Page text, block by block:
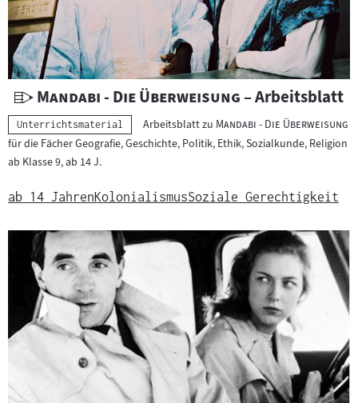
t
e
r
i
a
l
:
U
n
t
e
r
c
h
t
s
m
a
"
Mandabi - Die Überweisung "
– Arbeitsblatt
Kategorie:
Unterrichtsmaterial Arbeitsblatt zu "Mandabi - Die Überweisung
für die Fächer Geografie, Geschichte, Politik, Ethik, Sozialkunde, Religion
ab Klasse 9, ab 14 J.
ab 14 JahrenKolonialismusSoziale Gerechtigkeit